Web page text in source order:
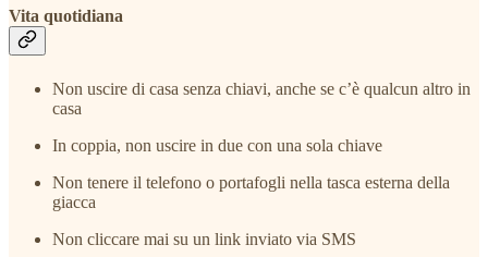
Vita quotidiana
Non uscire di casa senza chiavi, anche se c’è qualcun altro in
casa
In coppia, non uscire in due con una sola chiave
Non tenere il telefono o portafogli nella tasca esterna della
giacca
Non cliccare mai su un link inviato via SMS